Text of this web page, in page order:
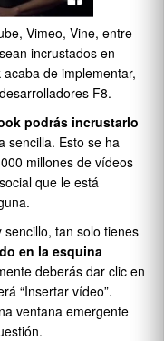
Vimeo, Vine, entre
incrustados en
de implementar,
F8.
podrás incrustarlo
sencilla. Esto se ha
millones de vídeos
que le está
tan solo tienes
en la esquina
deberás dar clic en
“Insertar vídeo”.
ventana emergente